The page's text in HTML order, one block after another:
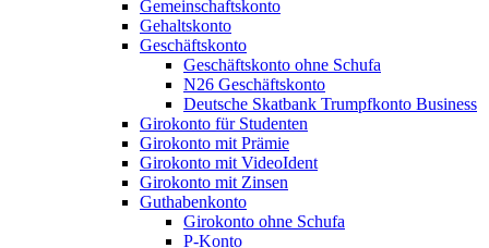
Gemeinschaftskonto
Gehaltskonto
Geschäftskonto
Geschäftskonto ohne Schufa
N26 Geschäftskonto
Deutsche Skatbank Trumpfkonto Business
Girokonto für Studenten
Girokonto mit Prämie
Girokonto mit VideoIdent
Girokonto mit Zinsen
Guthabenkonto
Girokonto ohne Schufa
P-Konto